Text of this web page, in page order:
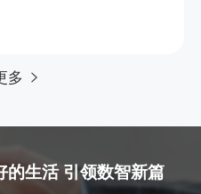
多
的生活 引领数智新篇